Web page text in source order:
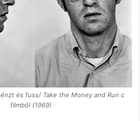
és fuss/ Take the Money and Run c
filmből (1969)